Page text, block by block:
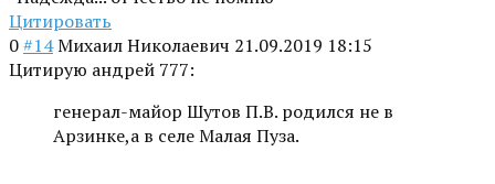
Цитировать
0#14Михаил Николаевич 21.09.2019 18:15
Цитирую андрей 777:
генерал-майор Шутов П.В. родился не в
Арзинке,а в селе Малая Пуза.